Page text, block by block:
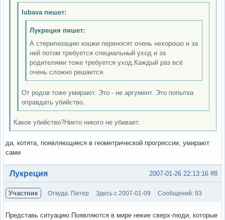
lubava пишет:
Лукреция пишет:
А стерилизацию кошки переносят очень нехорошо и за
ней потом требуется специальный уход и за
родителями тоже требуется уход.Каждый раз всё
очень сложно решается.
От родов тоже умирают. Это - не аргумент. Это попытка
оправдать убийство.
Какое убийство?Никто никого не убивает.
да, котята, появляющиеся в геометрической прогрессии, умирают
сами
Вне форума #8
2007-01-26 22:13:16
Лукреция
Участник Откуда: Питер Здесь с 2007-01-09 Сообщений: 93
Представь ситуацию:Появляются в мире некие сверх-люди, которые